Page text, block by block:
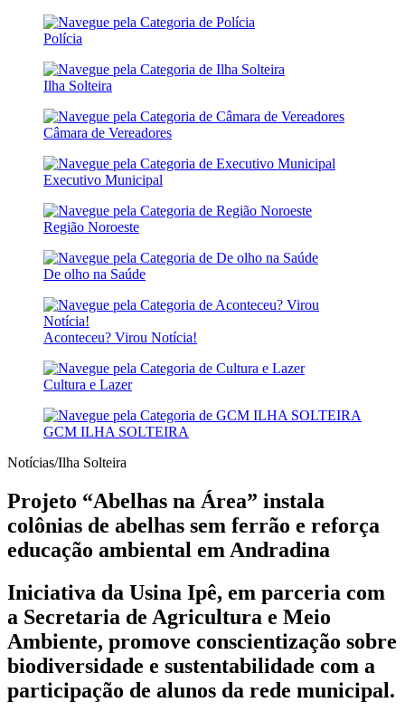
Polícia
Ilha Solteira
Câmara de Vereadores
Executivo Municipal
Região Noroeste
De olho na Saúde
Aconteceu? Virou Notícia!
Cultura e Lazer
GCM ILHA SOLTEIRA
Notícias/Ilha Solteira
Projeto “Abelhas na Área” instala
colônias de abelhas sem ferrão e reforça
educação ambiental em Andradina
Iniciativa da Usina Ipê, em parceria com
a Secretaria de Agricultura e Meio
Ambiente, promove conscientização sobre
biodiversidade e sustentabilidade com a
participação de alunos da rede municipal.